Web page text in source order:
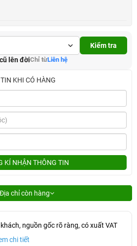
Kiểm tra
lên đờiChỉ từLiên hệ
KHI CÓ HÀNG
KÍ NHẬN THÔNG TIN
Địa chỉ còn hàng
nguồn gốc rõ ràng, có xuất VAT
chi tiết